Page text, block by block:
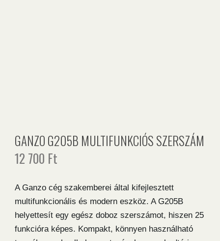
GANZO G205B MULTIFUNKCIÓS SZERSZÁM
12 700 Ft
A Ganzo cég szakemberei által kifejlesztett
multifunkcionális és modern eszköz. A G205B
helyettesít egy egész doboz szerszámot, hiszen 25
funkcióra képes. Kompakt, könnyen használható